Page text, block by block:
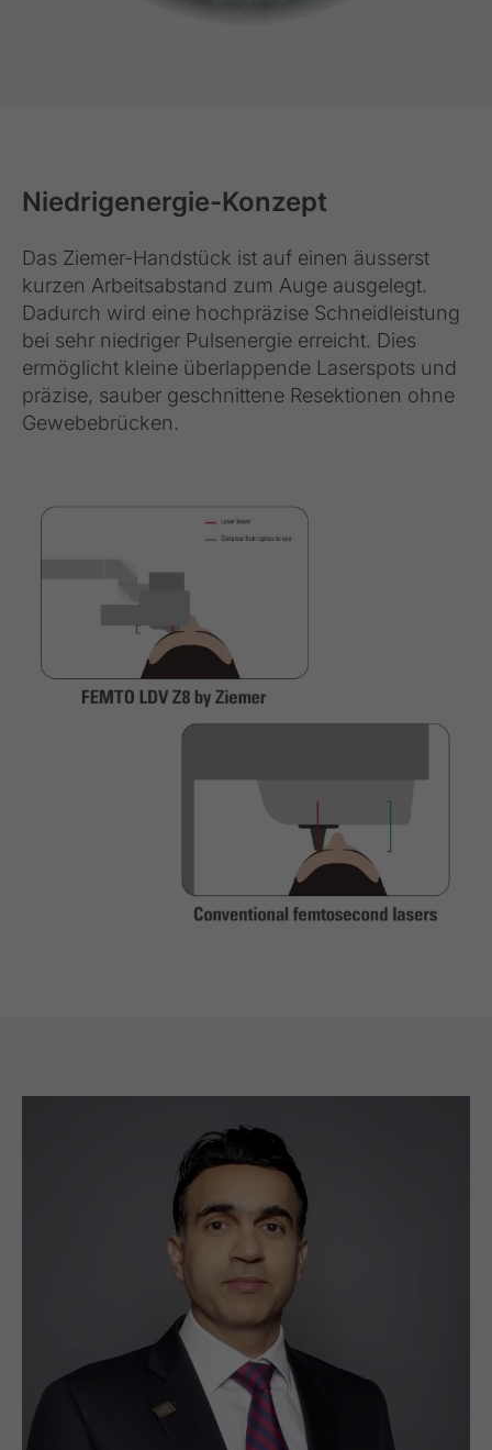
Niedrigenergie-Konzept
Das Ziemer-Handstück ist auf einen äusserst
kurzen Arbeitsabstand zum Auge ausgelegt.
Dadurch wird eine hochpräzise Schneidleistung
bei sehr niedriger Pulsenergie erreicht. Dies
ermöglicht kleine überlappende Laserspots und
präzise, sauber geschnittene Resektionen ohne
Gewebebrücken.